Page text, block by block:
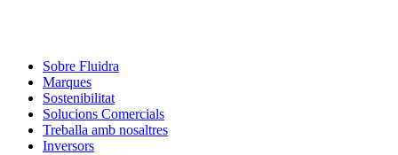
Sobre Fluidra
Marques
Sostenibilitat
Solucions Comercials
Treballa amb nosaltres
Inversors